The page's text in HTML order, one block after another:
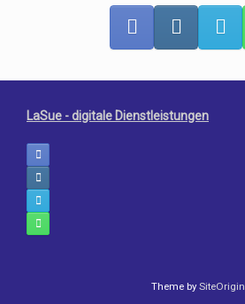
LaSue - digitale Dienstleistungen
Theme bySiteOrigin